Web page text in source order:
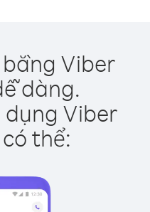
Viber
dàng.
dụng Viber
thể: